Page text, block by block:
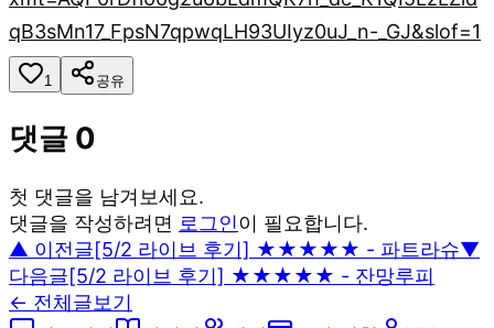
qB3sMn17_FpsN7qpwqLH93UIyz0uJ_n-_GJ&slof=1
1 공유
댓글 0
첫 댓글을 남겨보세요.
댓글을 작성하려면 로그인이 필요합니다.
▲ 이전글[5/2 라이브 후기] ★★★★★ - 파트라슈▼
다음글[5/2 라이브 후기] ★★★★★ - 잔망루피
← 전체글보기